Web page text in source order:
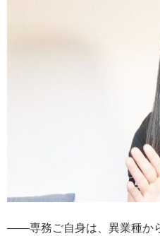
――専務ご自身は、異業種か